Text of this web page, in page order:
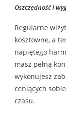
Oszczędność i
Regularne
kosztowne, a
napiętego
masz pełną
wykonujesz
ceniących
czasu.